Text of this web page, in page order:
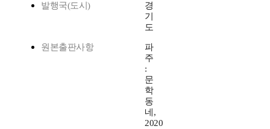
발행국(도시)
경
기
도
원본출판사항
파
주
:
문
학
동
네,
2020